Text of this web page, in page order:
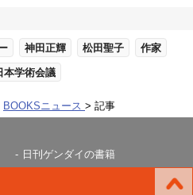
神田正輝 松田聖子 作家
本学術会議
BOOKSニュース 記事
日刊ゲンダイの書籍